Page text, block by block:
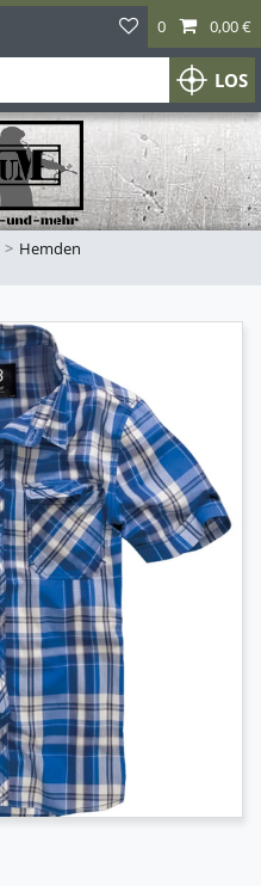
LOS
0 0,00 €
Hemden